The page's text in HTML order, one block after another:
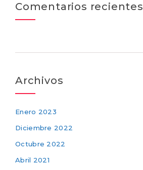
Comentarios recientes
Archivos
Enero 2023
Diciembre 2022
Octubre 2022
Abril 2021